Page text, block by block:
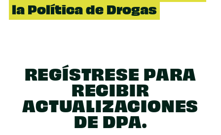
la Política de Drogas
REGÍSTRESE PARA
RECIBIR
ACTUALIZACIONES
DE DPA.